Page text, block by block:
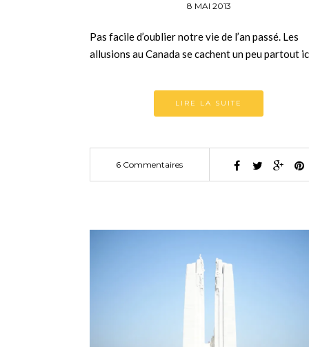
8 MAI 2013
Pas facile d’oublier notre vie de l’an passé. Les
allusions au Canada se cachent un peu partout
LIRE LA SUITE
6 Commentaires